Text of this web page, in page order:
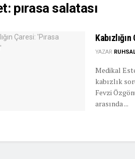
pırasa salatası
YAZAR
Medikal
kabızlık
Fevzi
arasında ...